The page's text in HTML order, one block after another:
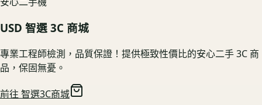
USD 智選 3C 商城
專業工程師檢測，品質保證！提供極致性價比的安心二手 3C 商
品，保固無憂。
前往 智選3C商城